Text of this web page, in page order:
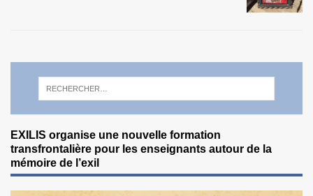
EXILIS organise une nouvelle formation
transfrontalière pour les enseignants autour de la
mémoire de l’exil